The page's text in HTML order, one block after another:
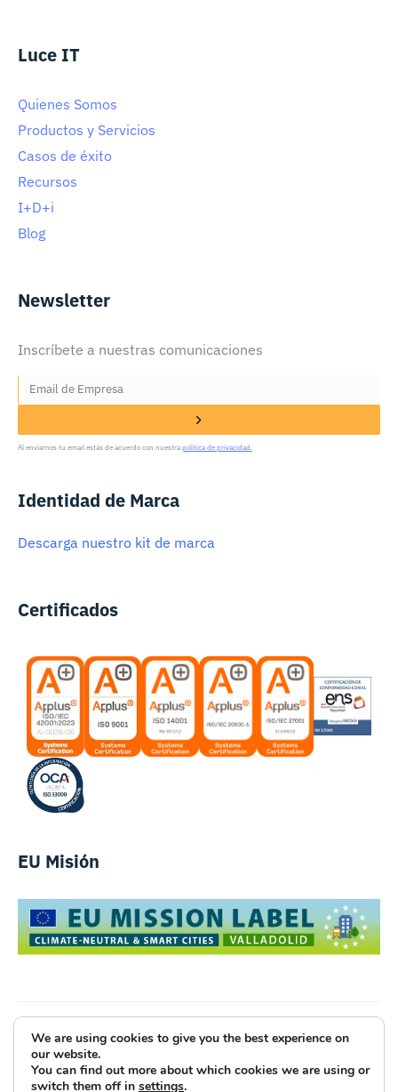
Luce IT
Quienes Somos
Productos y Servicios
Casos de éxito
Recursos
I+D+i
Blog
Newsletter
Inscríbete a nuestras comunicaciones
Al enviarnos tu email estás de acuerdo con nuestra política de privacidad.
Identidad de Marca
Descarga nuestro kit de marca
Certificados
EU Misión
Luce Innovative Technologies
Aviso Legal
Política de Privacidad Cookies
We are using cookies to give you the best experience on
our website.
You can find out more about which cookies we are using or
switch them off in settings.